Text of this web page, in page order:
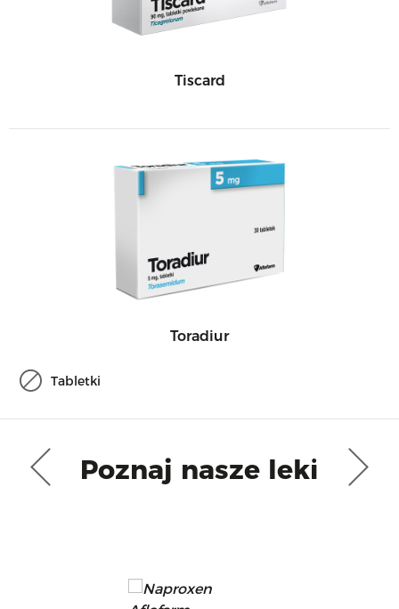
Tiscard
Toradiur
Tabletki
Poznaj nasze leki